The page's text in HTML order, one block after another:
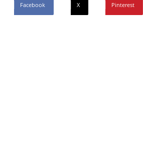
Facebook X Pinterest